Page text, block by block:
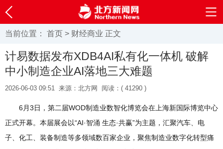
当前位置： 首页 > 财经商业 正文
计易数据发布XDB4AI私有化一体机 破解
中小制造企业AI落地三大难题
2026-06-03 09:51 来源：北方网 阅读：( 41290 )
6月3日，第二届WOD制造业数智化博览会在上海新国际博览中心
正式开幕。本届展会以“AI·智涌 生态·共赢”为主题，汇聚汽车、电
子、化工、装备制造等多领域数百家企业，聚焦制造业数字化转型痛